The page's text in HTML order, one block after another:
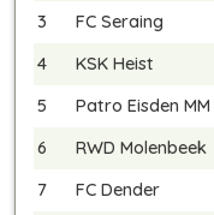
3
FC Seraing
4
KSK Heist
5
Patro Eisden MM
6
RWD Molenbeek
7
FC Dender